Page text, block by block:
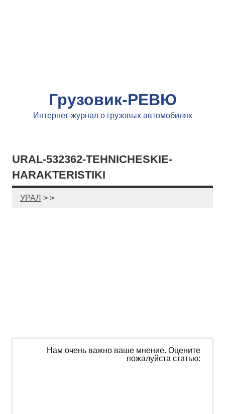
Грузовик-РЕВЮ
Интернет-журнал о грузовых автомобилях
URAL-532362-TEHNICHESKIE-
HARAKTERISTIKI
УРАЛ > >
Нам очень важно ваше мнение. Оцените
пожалуйста статью: